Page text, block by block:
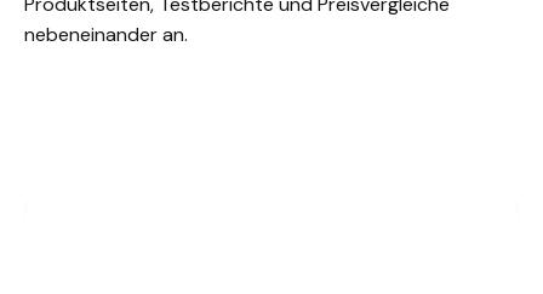
nebeneinander an.